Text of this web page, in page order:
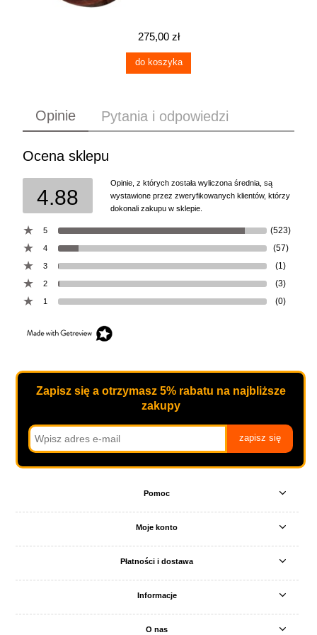
275,00 zł
do koszyka
Opinie Pytania i odpowiedzi
Ocena sklepu
4.88
Opinie, z których została wyliczona średnia, są
wystawione przez zweryfikowanych klientów, którzy
dokonali zakupu w sklepie.
5 (523)
4 (57)
3 (1)
2 (3)
1 (0)
Zapisz się a otrzymasz 5% rabatu na najbliższe
zakupy
zapisz się
Pomoc
Moje konto
Płatności i dostawa
Informacje
O nas